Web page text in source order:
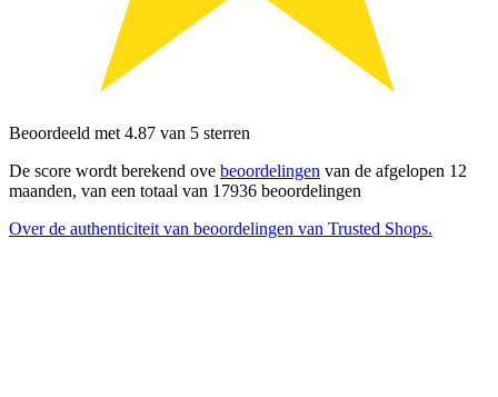
Beoordeeld met 4.87 van 5 sterren
De score wordt berekend ove beoordelingen van de afgelopen 12
maanden, van een totaal van 17936 beoordelingen
Over de authenticiteit van beoordelingen van Trusted Shops.